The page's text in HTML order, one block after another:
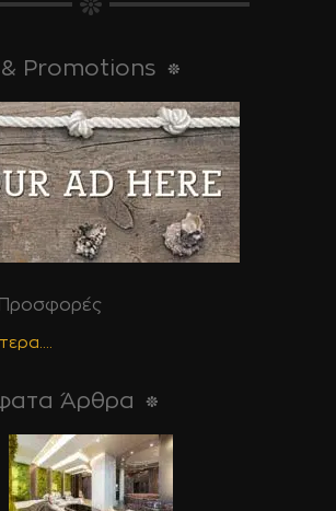
Promotions
Προσφορές
Άρθρα